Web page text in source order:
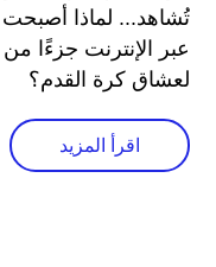
تُشاهد... لماذا أصبحت
عبر الإنترنت جزءًا من
لعشاق كرة القدم؟
اقرأ المزيد